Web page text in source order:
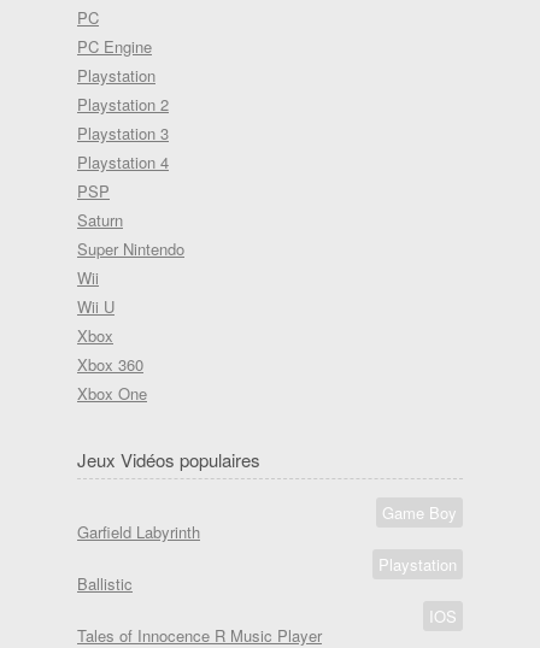
PC
PC Engine
Playstation
Playstation 2
Playstation 3
Playstation 4
PSP
Saturn
Super Nintendo
Wii
Wii U
Xbox
Xbox 360
Xbox One
Jeux Vidéos populaires
Game Boy
Garfield Labyrinth
Playstation
Ballistic
IOS
Tales of Innocence R Music Player